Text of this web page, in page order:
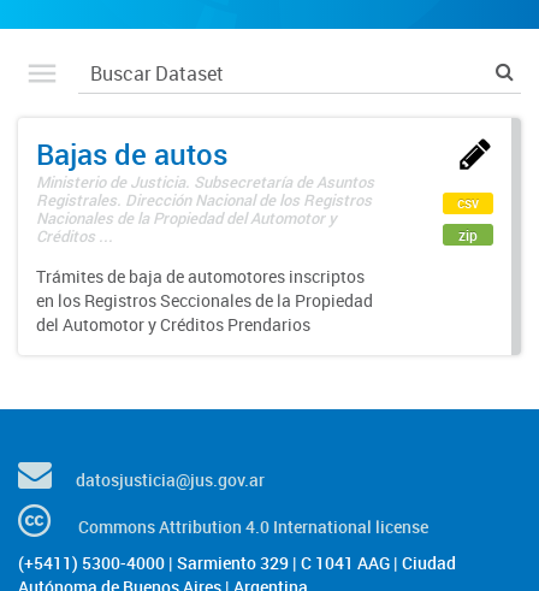
Bajas de autos
Ministerio de Justicia. Subsecretaría de Asuntos
Registrales. Dirección Nacional de los Registros
Nacionales de la Propiedad del Automotor y
Créditos ...
Trámites de baja de automotores inscriptos
en los Registros Seccionales de la Propiedad
del Automotor y Créditos Prendarios
csv
zip
datosjusticia@jus.gov.ar
Commons Attribution 4.0 International license
(+5411) 5300-4000 | Sarmiento 329 | C 1041 AAG | Ciudad